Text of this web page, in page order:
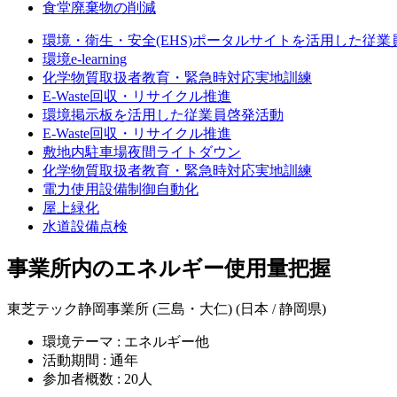
食堂廃棄物の削減
環境・衛生・安全(EHS)ポータルサイトを活用した従業
環境e-learning
化学物質取扱者教育・緊急時対応実地訓練
E-Waste回収・リサイクル推進
環境掲示板を活用した従業員啓発活動
E-Waste回収・リサイクル推進
敷地内駐車場夜間ライトダウン
化学物質取扱者教育・緊急時対応実地訓練
電力使用設備制御自動化
屋上緑化
水道設備点検
事業所内のエネルギー使用量把握
東芝テック静岡事業所 (三島・大仁) (日本 / 静岡県)
環境テーマ : エネルギー他
活動期間 : 通年
参加者概数 : 20人